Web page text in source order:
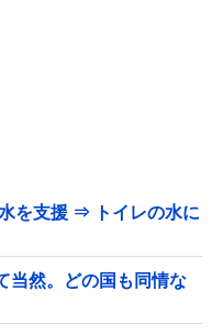
を支援 ⇒ トイレの水に
当然。どの国も同情な